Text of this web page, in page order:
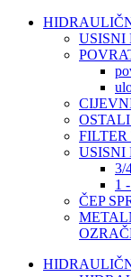
USISNI
USISNI
3/
1
ČEP